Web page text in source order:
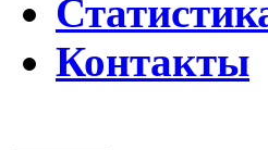
Контакты